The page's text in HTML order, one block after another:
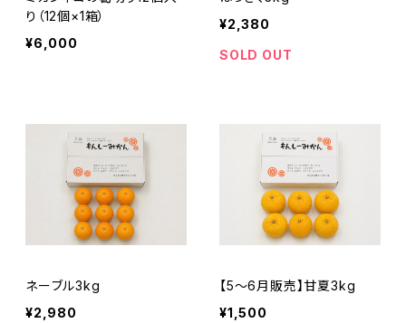
り（12個×1箱）
¥6,000
¥2,380
SOLD OUT
ネーブル3kg
¥2,980
【5～6月販売】甘夏3kg
¥1,500